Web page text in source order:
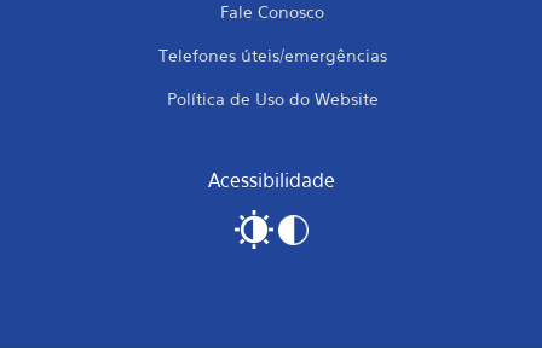
Fale Conosco
Telefones úteis/emergências
Política de Uso do Website
Acessibilidade